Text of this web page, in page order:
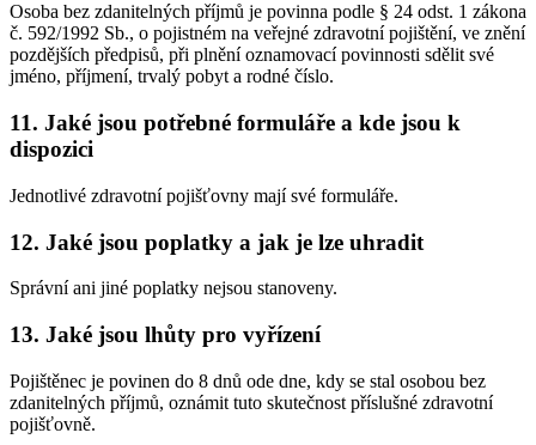
Osoba bez zdanitelných příjmů je povinna podle § 24 odst. 1 zákona
č. 592/1992 Sb., o pojistném na veřejné zdravotní pojištění, ve znění
pozdějších předpisů, při plnění oznamovací povinnosti sdělit své
jméno, příjmení, trvalý pobyt a rodné číslo.
11. Jaké jsou potřebné formuláře a kde jsou k
dispozici
Jednotlivé zdravotní pojišťovny mají své formuláře.
12. Jaké jsou poplatky a jak je lze uhradit
Správní ani jiné poplatky nejsou stanoveny.
13. Jaké jsou lhůty pro vyřízení
Pojištěnec je povinen do 8 dnů ode dne, kdy se stal osobou bez
zdanitelných příjmů, oznámit tuto skutečnost příslušné zdravotní
pojišťovně.